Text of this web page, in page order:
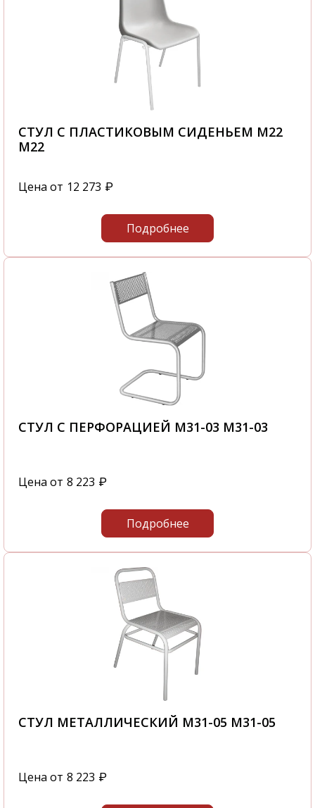
СТУЛ С ПЛАСТИКОВЫМ СИДЕНЬЕМ М22
М22
Цена от 12 273 ₽
Подробнее
СТУЛ С ПЕРФОРАЦИЕЙ М31-03 М31-03
Цена от 8 223 ₽
Подробнее
СТУЛ МЕТАЛЛИЧЕСКИЙ М31-05 М31-05
Цена от 8 223 ₽